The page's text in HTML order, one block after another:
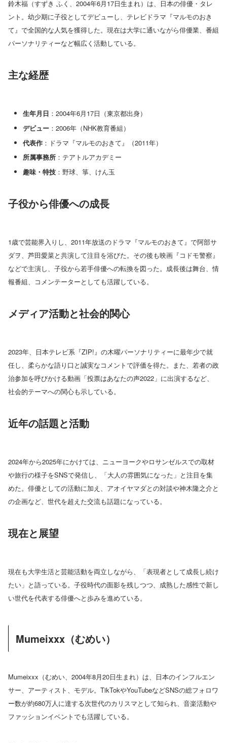
鈴木福（すずき ふく、2004年6月17日生まれ）は、日本の俳優・タレ
ント。幼少期に子役としてデビューし、テレビドラマ『マルモのおき
て』で全国的な人気を獲得した。現在は大学に通いながら俳優業、番組
パーソナリティーなど幅広く活動している。
主な経歴
生年月日 ：2004年6月17日（東京都出身）
デビュー：2006年（NHK教育番組）
代表作：ドラマ『マルモのおきて』（2011年）
所属事務所：テアトルアカデミー
趣味・特技：野球、箏、けん玉
子役から俳優への成長
1歳で芸能界入りし、2011年放送のドラマ『マルモのおきて』で阿部サ
ダヲ、芦田愛菜と共演して注目を浴びた。その後も映画『コドモ警察』
などで主演し、子役から若手俳優への転換を図った。成長後は舞台、情
報番組、コメンテーターとしても活躍している。
メディア活動と社会的関心
2023年、日本テレビ系『ZIP!』の木曜パーソナリティーに最年少で就
任し、柔らかな語り口と誠実なコメントで評価を得た。また、若者の政
治参加を呼びかける動画「投票はあなたの声2022」に出演するなど、
社会的テーマへの関心も示している。
近年の話題と活動
2024年から2025年にかけては、ニューヨークやロサンゼルスでの取材
や旅行の様子をSNSで発信し、「大人の雰囲気になった」と注目を集
めた。俳優としての活動に加え、アオイヤマダとの対談や神木隆之介と
の企画など、世代を超えた交流も話題になっている。
現在と展望
現在も大学生活と芸能活動を両立しながら、「表現者として成長し続け
たい」と語っている。子役時代の面影を残しつつ、成熟した感性で新し
い世代を代表する俳優へと歩みを進めている。
Mumeixxx（むめい）
Mumeixxx（むめい、2004年8月20日生まれ）は、日本のインフルエン
サー、アーティスト、モデル。TikTokやYouTubeなどSNSの総フォロワ
ー数が約680万人に達する次世代のカリスマとして知られ、音楽活動や
ファッションイベントでも活躍している。